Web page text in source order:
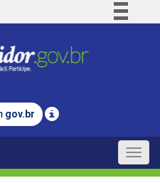
Comunica BR
Legislação
gov.br
Toggle